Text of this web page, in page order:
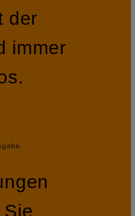
der
immer